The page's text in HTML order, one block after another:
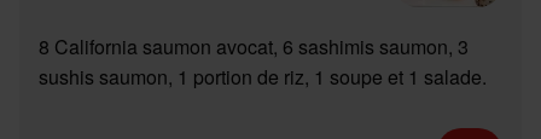
8 California saumon avocat, 6 sashimis saumon, 3
sushis saumon, 1 portion de riz, 1 soupe et 1 salade.